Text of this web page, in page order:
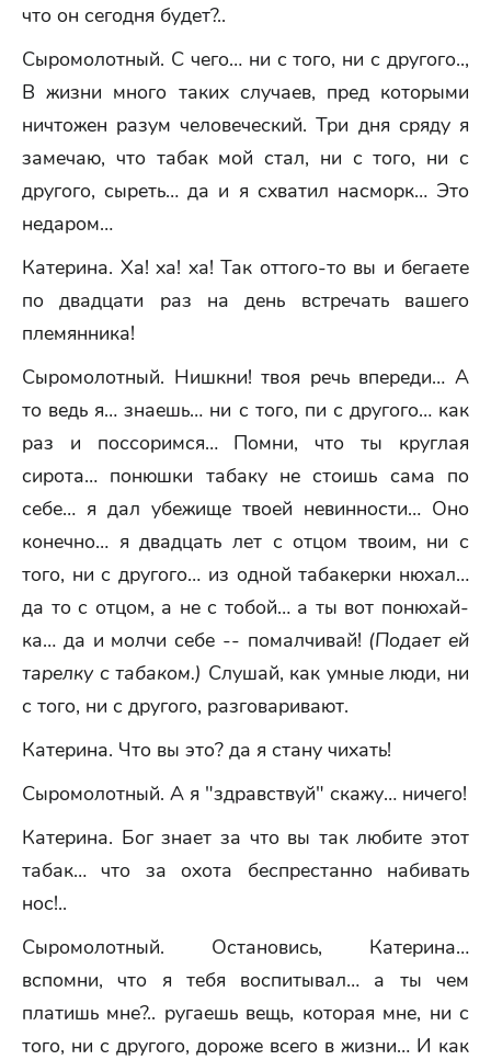
что он сегодня будет?..
Сыромолотный. С чего… ни с того, ни с другого..,
В жизни много таких случаев, пред которыми
ничтожен разум человеческий. Три дня сряду я
замечаю, что табак мой стал, ни с того, ни с
другого, сыреть… да и я схватил насморк… Это
недаром…
Катерина. Ха! ха! ха! Так оттого-то вы и бегаете
по двадцати раз на день встречать вашего
племянника!
Сыромолотный. Нишкни! твоя речь впереди… А
то ведь я… знаешь… ни с того, пи с другого… как
раз и поссоримся… Помни, что ты круглая
сирота… понюшки табаку не стоишь сама по
себе… я дал убежище твоей невинности… Оно
конечно… я двадцать лет с отцом твоим, ни с
того, ни с другого… из одной табакерки нюхал…
да то с отцом, а не с тобой… а ты вот понюхай-
ка… да и молчи себе -- помалчивай! (Подает ей
тарелку с табаком.) Слушай, как умные люди, ни
с того, ни с другого, разговаривают.
Катерина. Что вы это? да я стану чихать!
Сыромолотный. А я "здравствуй" скажу… ничего!
Катерина. Бог знает за что вы так любите этот
табак… что за охота беспрестанно набивать
нос!..
Сыромолотный. Остановись, Катерина…
вспомни, что я тебя воспитывал… а ты чем
платишь мне?.. ругаешь вещь, которая мне, ни с
того, ни с другого, дороже всего в жизни… И как